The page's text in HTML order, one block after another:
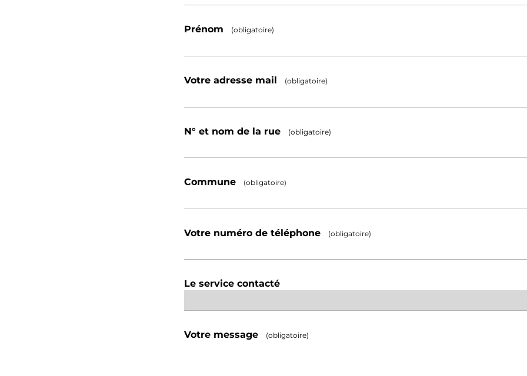
Prénom (obligatoire)
Votre adresse mail (obligatoire)
N° et nom de la rue (obligatoire)
Commune (obligatoire)
Votre numéro de téléphone (obligatoire)
Le service contacté
Votre message (obligatoire)